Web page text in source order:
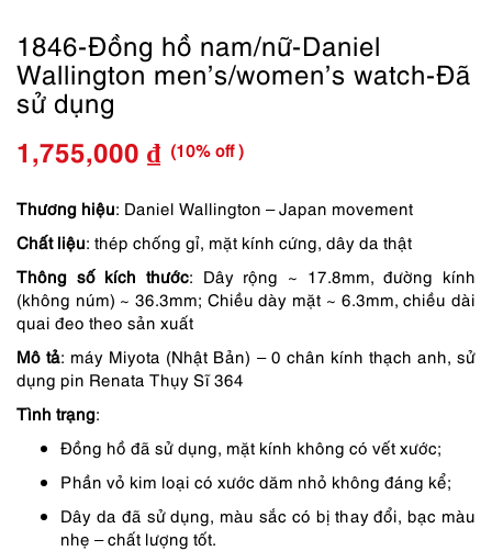
1846-Đồng hồ nam/nữ-Daniel
Wallington men’s/women’s watch-Đã
sử dụng
Giá
gốc
là:
1,950,000 ₫.
1,755,000 ₫
Giá
hiện
tại
là:
1,755,000 ₫.
(10% off )
Thương hiệu: Daniel Wallington – Japan movement
Chất liệu: thép chống gỉ, mặt kính cứng, dây da thật
Thông số kích thước: Dây rộng ~ 17.8mm, đường kính
(không núm) ~ 36.3mm; Chiều dày mặt ~ 6.3mm, chiều dài
quai đeo theo sản xuất
Mô tả: máy Miyota (Nhật Bản) – 0 chân kính thạch anh, sử
dụng pin Renata Thụy Sĩ 364
Tình trạng:
Đồng hồ đã sử dụng, mặt kính không có vết xước;
Phần vỏ kim loại có xước dăm nhỏ không đáng kể;
Dây da đã sử dụng, màu sắc có bị thay đổi, bạc màu
nhẹ – chất lượng tốt.